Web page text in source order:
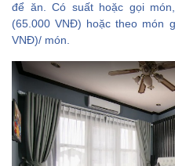
để ăn. Có suất hoặc gọi
(65.000 VNĐ) hoặc theo món
VNĐ)/ món.